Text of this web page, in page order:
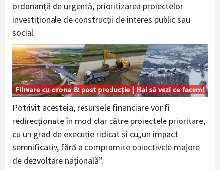
ordonanță de urgență, prioritizarea proiectelor
investiționale de construcții de interes public sau
social.
Potrivit acesteia, resursele financiare vor fi
redirecționate în mod clar către proiectele prioritare,
cu un grad de execuție ridicat și cu„un impact
semnificativ, fără a compromite obiectivele majore
de dezvoltare națională”.